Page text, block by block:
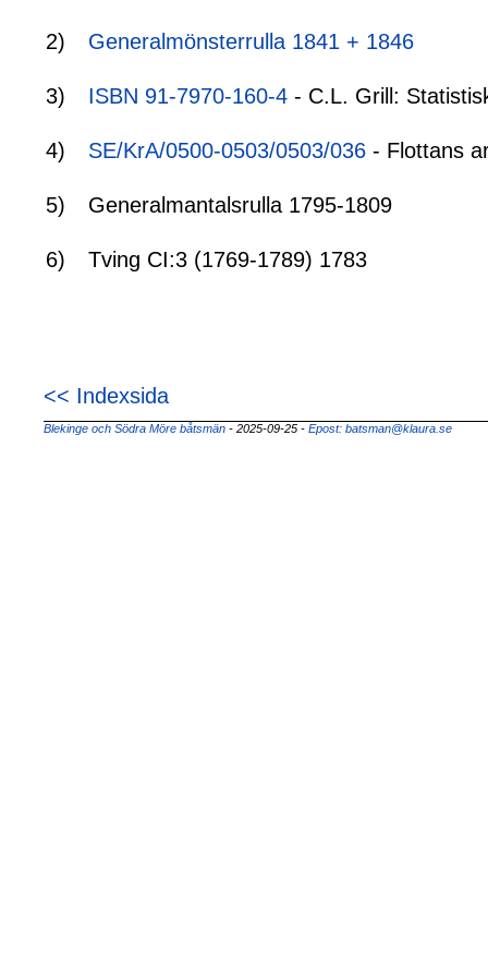
2) Generalmönsterrulla 1841 + 1846
3) ISBN 91-7970-160-4 - C.L. Grill:
4) SE/KrA/0500-0503/0503/036 - Flottans
5) Generalmantalsrulla 1795-1809
6) Tving CI:3 (1769-1789) 1783
<< Indexsida
Blekinge och Södra Möre båtsmän - 2025-09-25 - Epost: batsman@klaura.se